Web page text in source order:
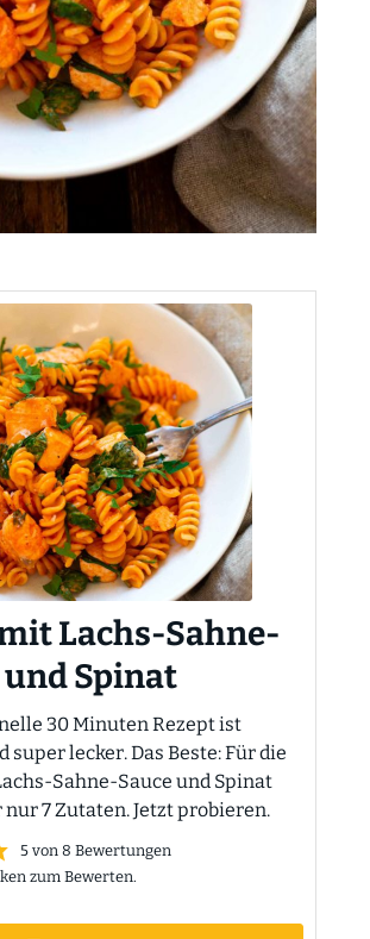
Lachs-Sahne-
und Spinat
30 Minuten Rezept ist
super lecker. Das Beste: Für die
Sahne-Sauce und Spinat
7 Zutaten. Jetzt probieren.
5von 8 Bewertungen
zum Bewerten.